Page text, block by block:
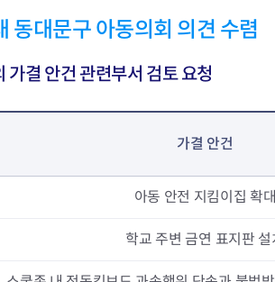
동대문구 아동의회 의견 수렴
가결 안건 관련부서 검토 요청
가결 안건
아동 안전 지킴이집 확대
학교 주변 금연 표지판 설